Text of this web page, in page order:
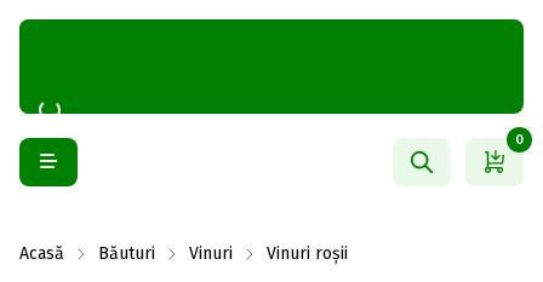
0
Acasă Băuturi Vinuri Vinuri roșii